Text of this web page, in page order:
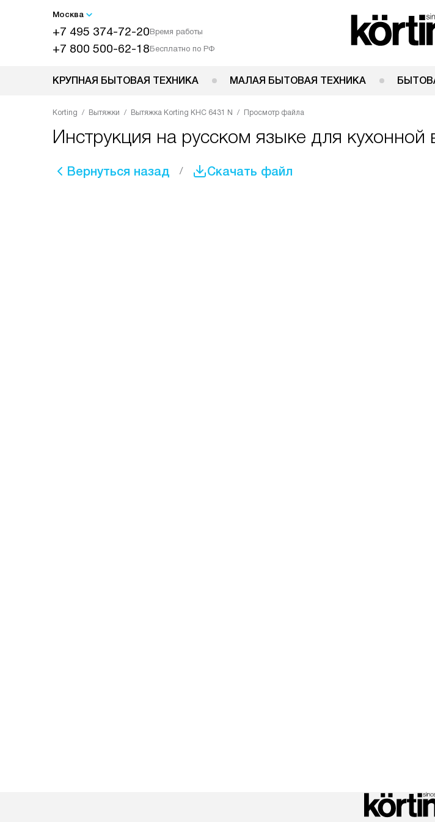
Москва
+7 495 374-72-20Время работы
+7 800 500-62-18Бесплатно по РФ
КРУПНАЯ БЫТОВАЯ ТЕХНИКА МАЛАЯ БЫТОВАЯ ТЕХНИКА
Korting Вытяжки Вытяжка Korting KHC 6431 N Просмотр файла
Инструкция на русском языке для
Вернуться назад Скачать файл